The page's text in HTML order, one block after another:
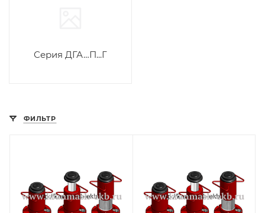
Серия ДГА…П...Г
ФИЛЬТР